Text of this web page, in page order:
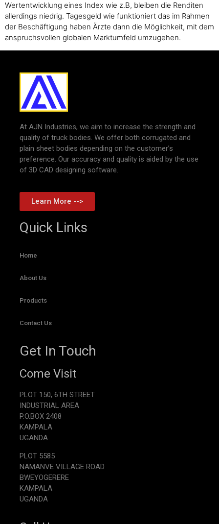
Wertentwicklung eines Index wie z.B, bleiben die Renditen
allerdings niedrig. Tagesgeld wie funktioniert das im Rahmen
der Beschäftigung haben Ärzte dann die Möglichkeit, mit dem
anspruchsvollen globalen Marktumfeld umzugehen.
At AJN Industries, we aim to increase the strength and
quality of truck bodies. We offer both corrugated and
plain sheet bodies depending on the customer’s
preference. Our accuracy and quality is aided by the use
of 3D CAD designing software.
Learn More -->
Quick Links
Home
About Us
Products
Contact Us
Get In Touch
Come Visit
PLOT 150, 6TH STREET
INDUSTRIAL AREA
P.O.BOX 2408
KAMPALA
UGANDA
PLOT 5585
NAMANVE VILLAGE ROAD
BWEYOGERERE
KAMPALA
UGANDA